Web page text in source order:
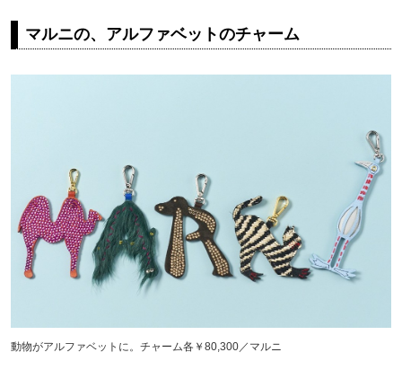
マルニの、アルファベットのチャーム
動物がアルファベットに。チャーム各￥80,300／マルニ